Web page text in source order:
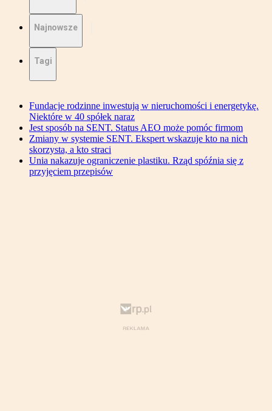
Najnowsze
Tagi
Fundacje rodzinne inwestują w nieruchomości i energetykę.
Niektóre w 40 spółek naraz
Jest sposób na SENT. Status AEO może pomóc firmom
Zmiany w systemie SENT. Ekspert wskazuje kto na nich
skorzysta, a kto straci
Unia nakazuje ograniczenie plastiku. Rząd spóźnia się z
przyjęciem przepisów